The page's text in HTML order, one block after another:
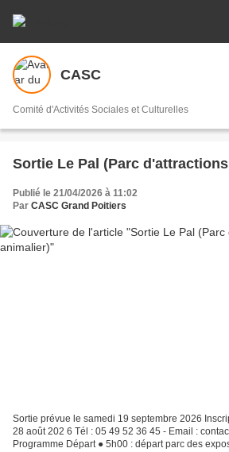
CASC
Comité d'Activités Sociales et Culturelles
Sortie Le Pal (Parc
Publié le 21/04/2026 à 11:02
Par CASC Grand Poitiers
Sortie prévue le samedi 19 septembre 2026
28 août 202 6 Tél : 05 49 52 36 45 - Email :
Programme Départ ● 5h00 : départ parc des